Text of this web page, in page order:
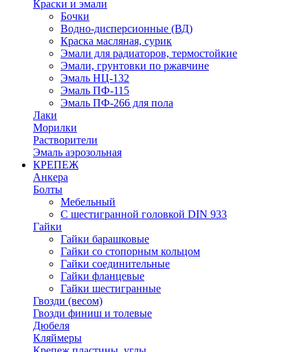
Краски и эмали
Бочки
Водно-дисперсионные (ВД)
Краска масляная, сурик
Эмали для радиаторов, термостойкие
Эмали, грунтовки по ржавчине
Эмаль НЦ-132
Эмаль ПФ-115
Эмаль ПФ-266 для пола
Лаки
Морилки
Растворители
Эмаль аэрозольная
КРЕПЕЖ
Анкера
Болты
Мебельный
С шестигранной головкой DIN 933
Гайки
Гайки барашковые
Гайки со стопорным кольцом
Гайки соединительные
Гайки фланцевые
Гайки шестигранные
Гвозди (весом)
Гвозди финиш и толевые
Дюбеля
Кляймеры